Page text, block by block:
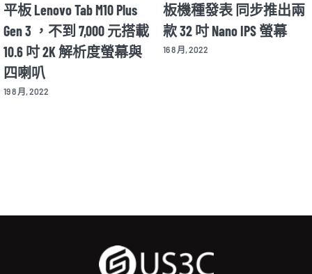
平板 Lenovo Tab M10 Plus
Gen 3 ，不到 7,000 元搭載
10.6 吋 2K 解析度螢幕與
四喇叭
19 8 月, 2022
板機種發表 同步推出兩
款 32 吋 Nano IPS 螢幕
16 8 月, 2022